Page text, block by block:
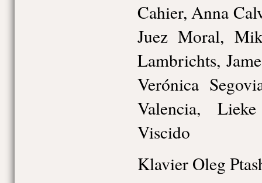
Cahier, Anna
Juez Moral,
Lambrichts,
Verónica
Valencia,
Viscido
Klavier Oleg